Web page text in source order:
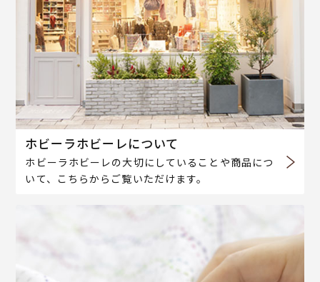
ホビーラホビーレについて
ホビーラホビーレの大切にしていることや商品につ
いて、こちらからご覧いただけます。